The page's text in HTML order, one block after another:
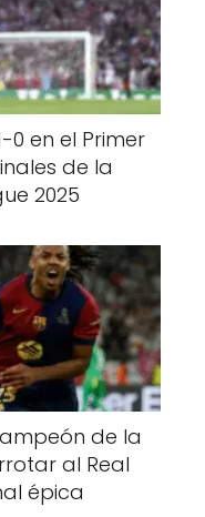
0 en el Primer
de la
2025
de la
al Real
épica